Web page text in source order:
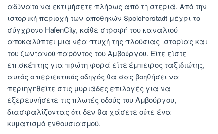
αδύνατο να εκτιμήσετε πλήρως από τη στεριά. Από την
ιστορική περιοχή των αποθηκών Speicherstadt μέχρι το
σύγχρονο HafenCity, κάθε στροφή του καναλιού
αποκαλύπτει μια νέα πτυχή της πλούσιας ιστορίας και
του ζωντανού παρόντος του Αμβούργου. Είτε είστε
επισκέπτης για πρώτη φορά είτε έμπειρος ταξιδιώτης,
αυτός ο περιεκτικός οδηγός θα σας βοηθήσει να
περιηγηθείτε στις μυριάδες επιλογές για να
εξερευνήσετε τις πλωτές οδούς του Αμβούργου,
διασφαλίζοντας ότι δεν θα χάσετε ούτε ένα
κυματισμό ενθουσιασμού.